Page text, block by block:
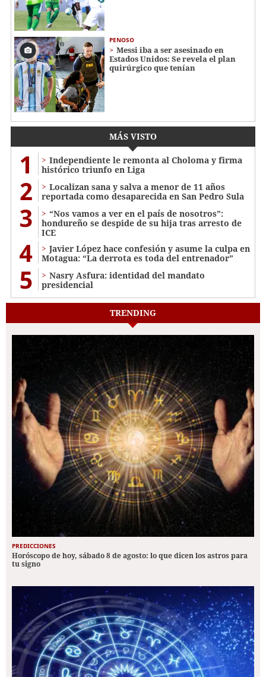
PENOSO
Messi iba a ser asesinado en
Estados Unidos: Se revela el plan
quirúrgico que tenían
MÁS VISTO
1
Independiente le remonta al Choloma y firma
histórico triunfo en Liga
2
Localizan sana y salva a menor de 11 años
reportada como desaparecida en San Pedro Sula
3
“Nos vamos a ver en el país de nosotros”:
hondureño se despide de su hija tras arresto de
ICE
4
Javier López hace confesión y asume la culpa en
Motagua: “La derrota es toda del entrenador”
5
Nasry Asfura: identidad del mandato
presidencial
TRENDING
PREDICCIONES
Horóscopo de hoy, sábado 8 de agosto: lo que dicen los astros para
tu signo